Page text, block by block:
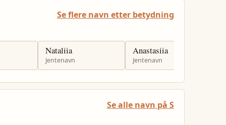
Se flere navn etter betydning
Nataliia
Jentenavn
Anastasiia
Jentenavn
Se alle navn på S